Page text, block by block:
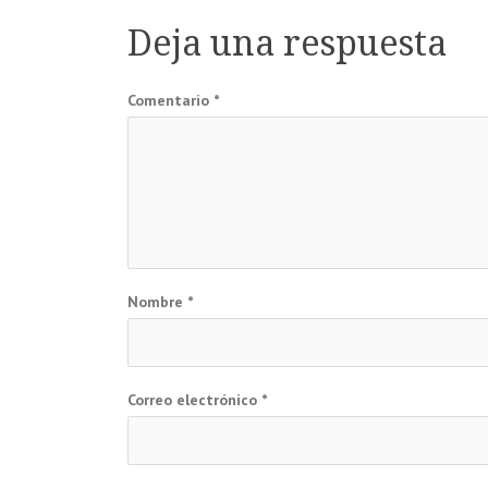
de
entradas
Deja una respuesta
Comentario *
Nombre *
Correo electrónico *